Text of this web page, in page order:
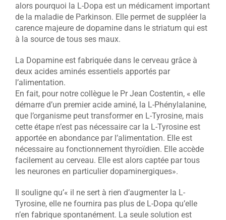
alors pourquoi la L-Dopa est un médicament important
de la maladie de Parkinson. Elle permet de suppléer la
carence majeure de dopamine dans le striatum qui est
à la source de tous ses maux.
La Dopamine est fabriquée dans le cerveau grâce à
deux acides aminés essentiels apportés par
l’alimentation.
En fait, pour notre collègue le Pr Jean Costentin, « elle
démarre d’un premier acide aminé, la L-Phénylalanine,
que l’organisme peut transformer en L-Tyrosine, mais
cette étape n’est pas nécessaire car la L-Tyrosine est
apportée en abondance par l’alimentation. Elle est
nécessaire au fonctionnement thyroïdien. Elle accède
facilement au cerveau. Elle est alors captée par tous
les neurones en particulier dopaminergiques».
Il souligne qu’« il ne sert à rien d’augmenter la L-
Tyrosine, elle ne fournira pas plus de L-Dopa qu’elle
n’en fabrique spontanément. La seule solution est